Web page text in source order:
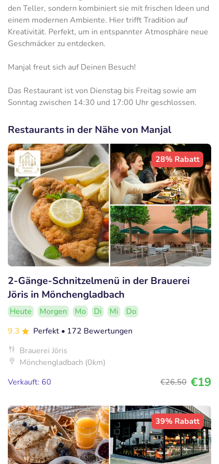
den Teller, sondern kombiniert sie mit frischen Ideen und
einem modernen Ambiente. Hier trifft Tradition auf
Kreativität. Perfekt, um in entspannter Atmosphäre neue
Geschmäcker zu entdecken.
Manjal freut sich auf Deinen Besuch!
Das Restaurant ist von Dienstag bis Freitag sowie am
Sonntag zwischen 14:30 und 17:00 Uhr geschlossen.
Restaurants in der Nähe von Manjal
28% Rabatt
2-Gänge-Schnitzelmenü in der Brauerei
Jöris in Mönchengladbach
Heute Morgen Mo Di Mi
Do
9.3
Perfekt • 172 Bewertungen
Brauerei Jöris
Mönchengladbach (0km)
Verkauft: 60
€26,50 €19
39% Rabatt